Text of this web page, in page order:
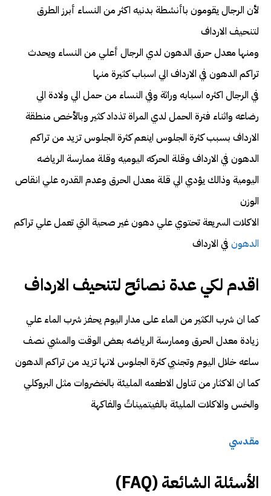
لأن الرجال يقومون باأنشطة بدنيه اكثر من النساء أبرز الطرق
لتنحيف الارداف
ومنها معدل حرق الدهون لدي الرجال أعلي من النساء ويحدث
تراكم الدهون في الارداف الي اسباب كثيرة منها
في الرجال اكثره اسبابه وراثة وفي النساء من حمل الي ولادة الي
رضاعه واثناء فترة الحمل لدي المراة تذداد كثير وبالأخص منطقة
الارداف بسبب كثرة الجلوس اينعم كثرة الجلوس تزيد من تراكم
الدهون في الارداف وقلة الحركه اليوميه وقلة ممارسة الرياضه
اليومية وذالك يؤدي الي قلة معدل الحرق وعدم القدره علي انقاص
الوزن
الاكلات السريعة تحتوي علي دهون غير صحية التي تعمل علي تراكم
الدهون في الارداف
اقدم لكي عدة نصائح لتنحيف الارداف
كما ان شرب الكثير من الماء على مدار اليوم يحفز شرب الماء علي
زيادة معدل الحرق وممارسة الرياضه بعض الوقت والمشي نصف
ساعه خلال اليوم وتجنبي كثرة الجلوس لانها تزيد من تراكم الدهون
كما ان الاكثار من تناول الاطعمه المليئة بالخضروات مثل البروكلي
والخس والاكلات المليئة بالفيتميناتً والفاكهة
مقدسي
الأسئلة الشائعة (FAQ)